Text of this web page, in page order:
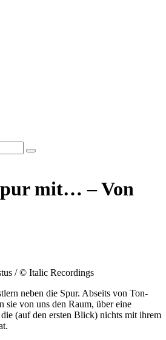
mit… – Von
/ © Italic Recordings
neben die Spur. Abseits von Ton-
sie von uns den Raum, über eine
(auf den ersten Blick) nichts mit ihrem